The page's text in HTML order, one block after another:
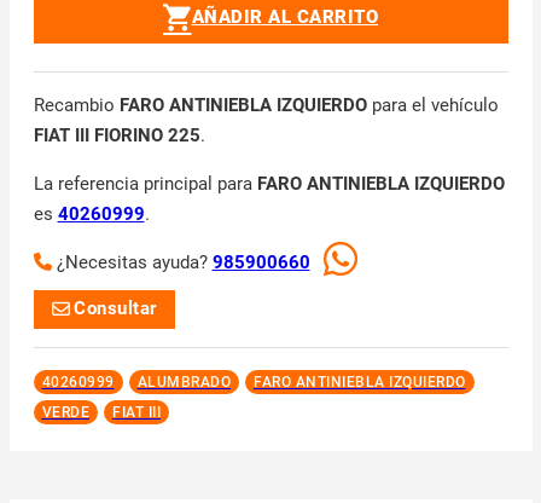
AÑADIR AL CARRITO
Recambio FARO ANTINIEBLA IZQUIERDOpara el vehículo
FIAT III FIORINO 225.
La referencia principal para FARO ANTINIEBLA IZQUIERDO
es 40260999.
¿Necesitas ayuda? 985900660
Consultar
40260999 ALUMBRADO
FARO ANTINIEBLA IZQUIERDO
VERDE
FIAT III